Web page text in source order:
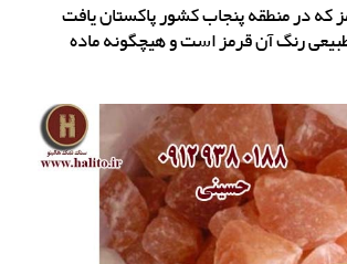
که در منطقه پنجاب کشور پاکستان یافت
رنگ آن قرمز است و هیچگونه ماده